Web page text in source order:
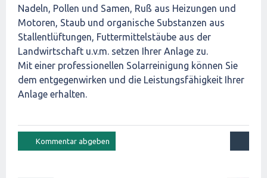
Nadeln, Pollen und Samen, Ruß aus Heizungen und
Motoren, Staub und organische Substanzen aus
Stallentlüftungen, Futtermittelstäube aus der
Landwirtschaft u.v.m. setzen Ihrer Anlage zu.
Mit einer professionellen Solarreinigung können Sie
dem entgegenwirken und die Leistungsfähigkeit Ihrer
Anlage erhalten.